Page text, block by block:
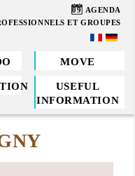
09 AGENDA
ET GROUPES
MOVE
USEFUL
INFORMATION